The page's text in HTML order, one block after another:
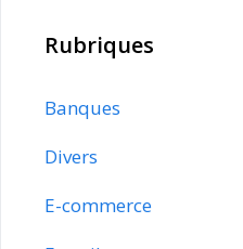
Rubriques
Banques
Divers
E-commerce